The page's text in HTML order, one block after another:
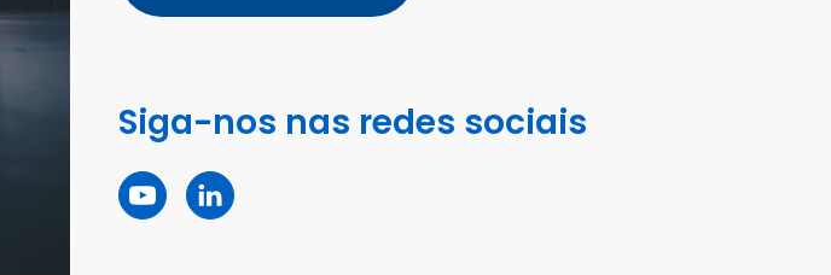
Siga-nos nas redes sociais